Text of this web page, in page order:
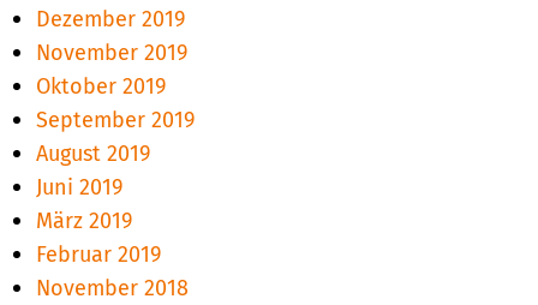
Dezember 2019
November 2019
Oktober 2019
September 2019
August 2019
Juni 2019
März 2019
Februar 2019
November 2018